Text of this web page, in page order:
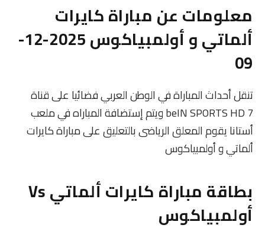
معلومات عن مباراة كايرات
ألماتي و أولمبياكوس 2025-12-
09
تنقل أحداث المباراة في الوطن العربي فضائيا على قناة
beIN SPORTS HD 7 ويتم إستضافة المباراه في ملعب
أستانا يقوم المعلق الرياضى بالتعليق على مباراة كايرات
ألماتي و أولمبياكوس
بطاقة مباراة كايرات ألماتي Vs
أولمبياكوس